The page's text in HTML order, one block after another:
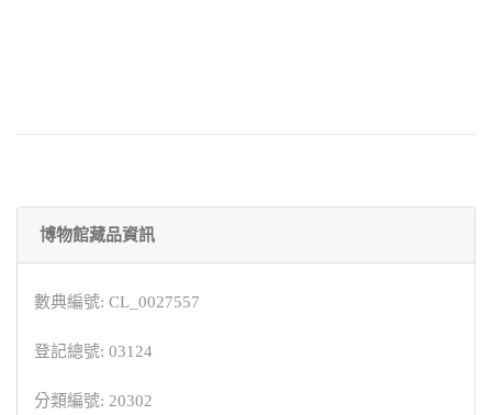
博物館藏品資訊
數典編號: CL_0027557
登記總號: 03124
分類編號: 20302